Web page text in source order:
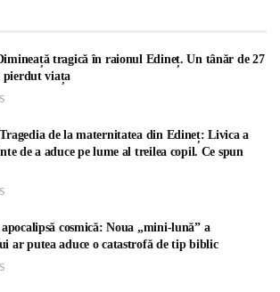
tragică în raionul Edineț. Un tânăr de 27
pierdut viața
de la maternitatea din Edineț: Livica a
de a aduce pe lume al treilea copil. Ce spun
cosmică: Noua „mini-lună” a
ar putea aduce o catastrofă de tip biblic